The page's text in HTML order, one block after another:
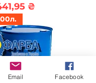
₴
Email Facebook